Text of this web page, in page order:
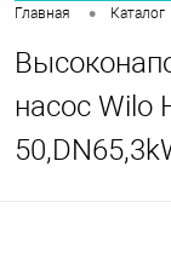
Главная • Каталог
насос Wilo